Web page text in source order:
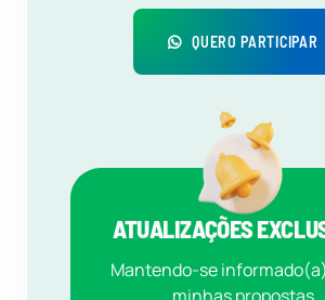
QUERO PARTICIPAR
ATUALIZAÇÕES
Mantendo-se